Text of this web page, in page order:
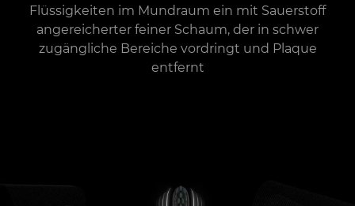
Flüssigkeiten im Mundraum ein mit Sauerstoff
angereicherter feiner Schaum, der in schwer
zugängliche Bereiche vordringt und Plaque
entfernt